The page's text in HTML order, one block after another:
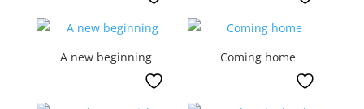
A new beginning Coming home